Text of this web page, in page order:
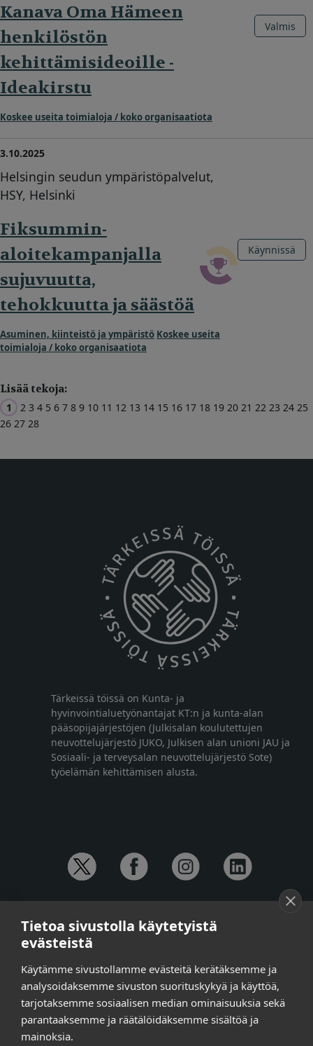
Kanava Oma Hämeen
henkilöstön
kehittämisideoille -
Ideakirstu
Koskee useita toimialoja / koko organisaatiota
Valmis
3.10.2025
Helsingin seudun ympäristöpalvelut,
HSY, Helsinki
Fiksummin-
aloitekampanjalla
sujuvuutta,
tehokkuutta ja säästöä
Asuminen, kiinteistö ja ympäristö Koskee useita
toimialoja / koko organisaatiota
Käynnissä
Lisää tekoja:
1 2 3 4 5 6 7 8 9 10 11 12 13 14 15 16 17 18 19 20 21 22 23 24 25
26 27 28
Tärkeissä töissä on Kunta- ja
hyvinvointialuetyönantajat KT:n ja kunta-alan
pääsopijajärjestöjen (Julkisalan koulutettujen
neuvottelujärjestö JUKO, Julkisen alan unioni JAU ja
Sosiaali- ja terveysalan neuvottelujärjestö Sote)
työelämän kehittämisen alusta.
Anna-Mari Jaanu, kehittämispäällikkö,
puh. +358 50 572 4620
Henna Honkalo,
viestintäpäällikkö,
puh. +358 50 479 6618
Ilari Raiski, viestintä- ja tapahtumakoordinaattori,
puh. +358 45 130 3832
Susanna Laasio,
Tietoa sivustolla käytetyistä
evästeistä
Käytämme sivustollamme evästeitä kerätäksemme ja
analysoidaksemme sivuston suorituskykyä ja käyttöä,
tarjotaksemme sosiaalisen median ominaisuuksia sekä
parantaaksemme ja räätälöidäksemme sisältöä ja
mainoksia.